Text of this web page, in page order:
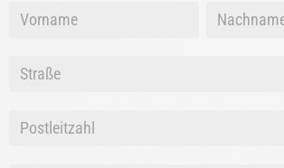
Vorname
Vorname